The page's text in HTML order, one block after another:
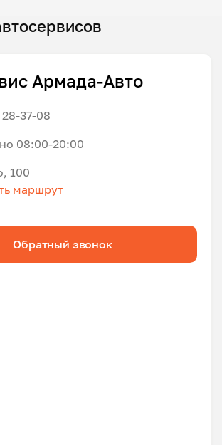
Армада-Авто
37-08
08:00-20:00
100
маршрут
Обратный звонок